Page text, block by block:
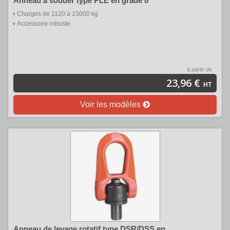
Charges de 1120 à 15000 kg
Accessoire robuste
à partir de
23,96 € HT
Voir les modèles